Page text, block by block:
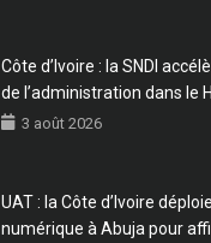
Côte d’Ivoire : la SNDI
de l’administration dans le
3 août 2026
UAT : la Côte d’Ivoire
numérique à Abuja pour